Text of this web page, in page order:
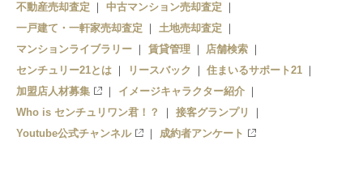
東池袋四丁目駅
都電雑司ヶ谷駅
鬼子母神前駅
学習院下駅
不動産売却査定
中古マンション売却査定
一戸建て・一軒家売却査定
土地売却査定
マンションライブラリー
賃貸管理
店舗検索
センチュリー21とは
リースバック
住まいるサポート21
加盟店人材募集
イメージキャラクター紹介
Who is センチュリワン君！？
接客グランプリ
Youtube公式チャンネル
成約者アンケート